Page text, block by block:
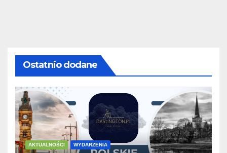
Ostatnio dodane
AKTUALNOŚCI WYDARZENIA